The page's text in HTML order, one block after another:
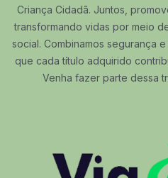
Criança Cidadã. Juntos,
transformando vidas por meio
social. Combinamos segurança
que cada título adquirido
Venha fazer parte dessa